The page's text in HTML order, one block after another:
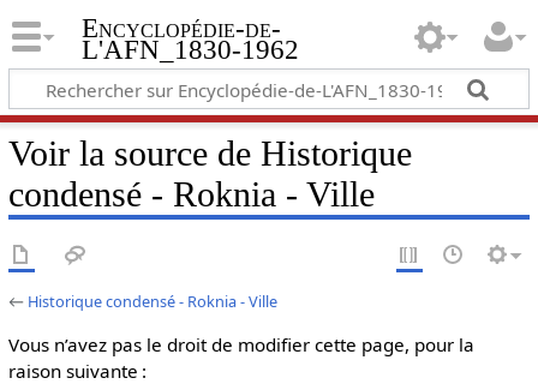
Encyclopédie-de-
L'AFN_1830-1962
Voir la source de Historique
condensé - Roknia - Ville
← Historique condensé - Roknia - Ville
Vous n’avez pas le droit de modifier cette page, pour la
raison suivante :